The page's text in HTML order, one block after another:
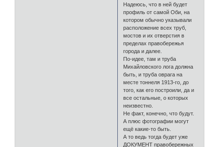
Надеюсь, что в ней будет
профиль от самой Оби, на
котором обычно указывали
расположение всех труб,
мостов и их отверстия в
пределах правобережья
города и далее.
По-идее, там и труба
Михайловского лога должна
быть, и труба оврага на
месте тоннеля 1913-го, до
того, как его построили, да и
все остальные, о которых
неизвестно.
Не факт, конечно, что будут.
А плюс фотографии могут
ещё какие-то быть.
А то ведь тогда будет уже
ДОКУМЕНТ правобережных